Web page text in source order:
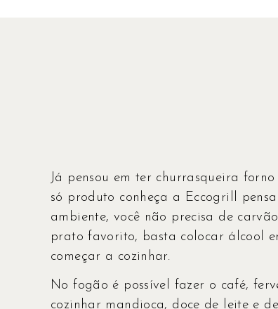
Já pensou em ter churrasqueira
só produto conheça a Eccogrill
ambiente, você não precisa de
prato favorito, basta colocar álcool
começar a cozinhar.
No fogão é possível fazer o café,
cozinhar mandioca, doce de leite e